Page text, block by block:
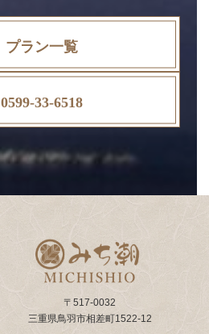
プラン一覧
0599-33-6518
〒517-0032
三重県鳥羽市相差町1522-12